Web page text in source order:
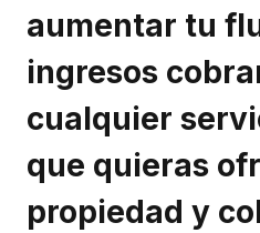
aumentar tu
ingresos
cualquier
que quieras
propiedad y